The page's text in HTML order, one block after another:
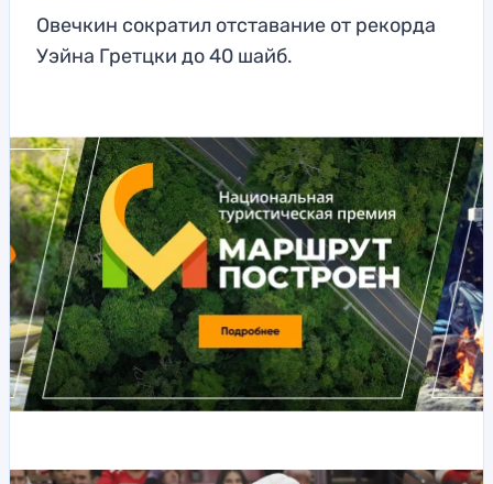
Овечкин сократил отставание от рекорда
Уэйна Гретцки до 40 шайб.